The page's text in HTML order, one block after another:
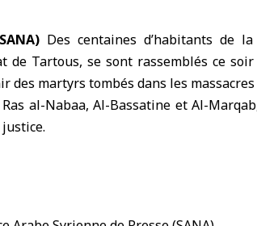
Des centaines d’habitants de
de Tartous, se sont rassemblés ce
des martyrs tombés dans les massacres
Ras al-Nabaa, Al-Bassatine et Al-